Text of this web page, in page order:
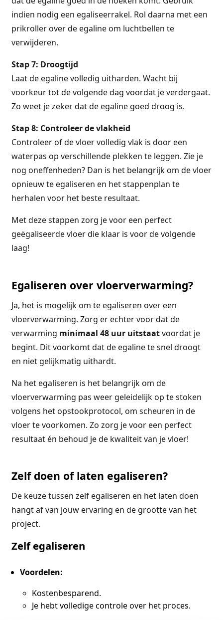
indien nodig een egaliseerrakel. Rol daarna met een
prikroller over de egaline om luchtbellen te
verwijderen.
Stap 7: Droogtijd
Laat de egaline volledig uitharden. Wacht bij
voorkeur tot de volgende dag voordat je verdergaat.
Zo weet je zeker dat de egaline goed droog is.
Stap 8: Controleer de vlakheid
Controleer of de vloer volledig vlak is door een
waterpas op verschillende plekken te leggen. Zie je
nog oneffenheden? Dan is het belangrijk om de vloer
opnieuw te egaliseren en het stappenplan te
herhalen voor het beste resultaat.
Met deze stappen zorg je voor een perfect
geëgaliseerde vloer die klaar is voor de volgende
laag!
Egaliseren over vloerverwarming?
Ja, het is mogelijk om te egaliseren over een
vloerverwarming. Zorg er echter voor dat de
verwarming minimaal 48 uur uitstaatvoordat je
begint. Dit voorkomt dat de egaline te snel droogt
en niet gelijkmatig uithardt.
Na het egaliseren is het belangrijk om de
vloerverwarming pas weer geleidelijk op te stoken
volgens het opstookprotocol, om scheuren in de
vloer te voorkomen. Zo zorg je voor een perfect
resultaat én behoud je de kwaliteit van je vloer!
Zelf doen of laten egaliseren?
De keuze tussen zelf egaliseren en het laten doen
hangt af van jouw ervaring en de grootte van het
project.
Zelf egaliseren
Voordelen:
Kostenbesparend.
Je hebt volledige controle over het proces.